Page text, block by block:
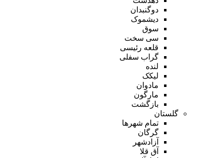
دوگنبدان
دیشموک
سوق
سی سخت
قلعه رئیسی
گراب سفلی
لنده
لیکک
مادوان
مارگون
بازگشت
گلستان
تمام شهر‌ها
گرگان
آزادشهر
آق قلا